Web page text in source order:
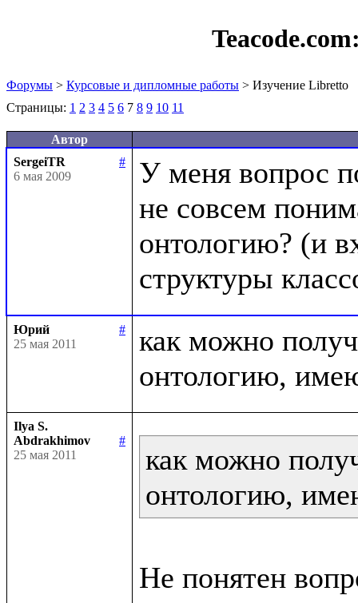
Форумы > Курсовые и дипломные работы > Изучение Libretto
Страницы: 1 2 3 4 5 6 7 8 9 10 11
Автор
SergeiTR
#
6 мая 2009
У меня вопрос
не совсем
онтологию? (и
Юрий
#
25 мая 2011
как можно
Ilya S.
Abdrakhimov
#
25 мая 2011
как можно
онтологию,
Не понятен